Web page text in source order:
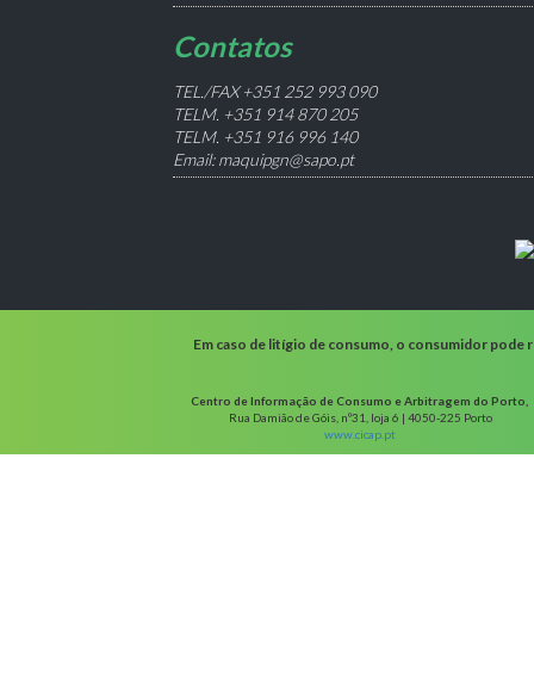
Contatos
TEL./FAX +351 252 993 090
TELM. +351 914 870 205
TELM. +351 916 996 140
Email: maquipgn@sapo.pt
Em caso de litígio de consumo, o consumidor
Centro de Informação de Consumo e Arbitragem do Porto,
Rua Damião de Góis, nº31, loja 6 | 4050-225 Porto
www.cicap.pt